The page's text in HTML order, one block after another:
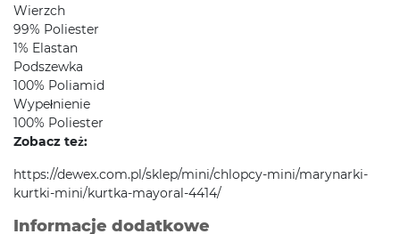
Wierzch
99% Poliester
1% Elastan
Podszewka
100% Poliamid
Wypełnienie
100% Poliester
Zobacz też:
https://dewex.com.pl/sklep/mini/chlopcy-mini/marynarki-
kurtki-mini/kurtka-mayoral-4414/
Informacje dodatkowe